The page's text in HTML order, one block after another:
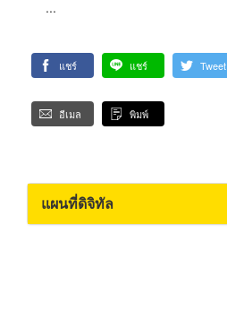
...
แชร์ แชร์ Tweet
อีเมล พิมพ์
แผนที่ดิจิทัล